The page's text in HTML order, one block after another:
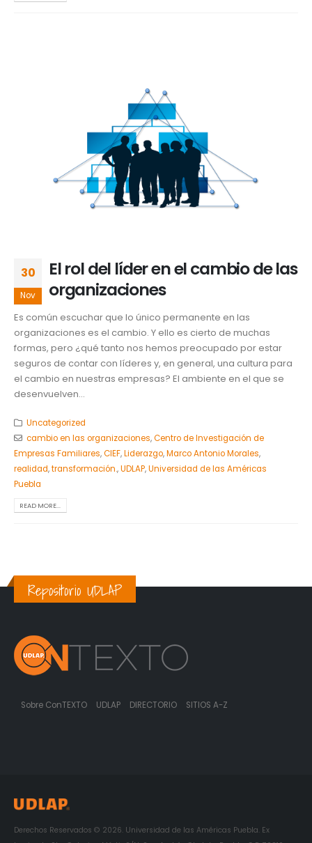
30
Nov
El rol del líder en el cambio de las
organizaciones
Es común escuchar que lo único permanente en las
organizaciones es el cambio. Y ello es cierto de muchas
formas, pero ¿qué tanto nos hemos preocupado por estar
seguros de contar con líderes y, en general, una cultura para
el cambio en nuestras empresas? El ambiente en el que se
desenvuelven...
Uncategorized
cambio en las organizaciones,Centro de Investigación de
Empresas Familiares,CIEF,Liderazgo,Marco Antonio Morales,
realidad,transformación.,UDLAP,Universidad de las Américas
Puebla
READ MORE...
Repositorio UDLAP
Sobre ConTEXTO UDLAP DIRECTORIO SITIOS A-Z
Derechos Reservados © 2026. Universidad de las Américas Puebla. Ex